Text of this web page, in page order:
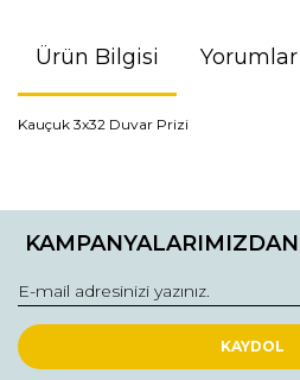
Ürün Bilgisi Yorumlar
Kauçuk 3x32 Duvar Prizi
konularda yetersiz gördüğünüz
Görüş ve önerileriniz için teşekkür
Ürün resmi kalitesiz, bozuk veya
Ürün açıklamasında eksik bilgiler
KAYDOL